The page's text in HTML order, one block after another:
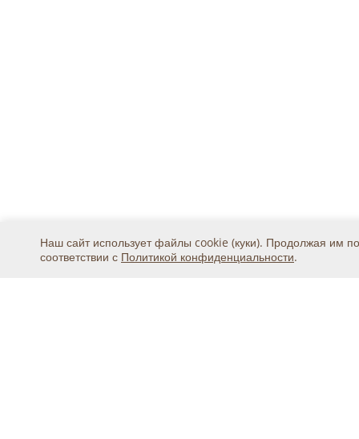
Наш сайт использует файлы cookie (куки). Продолжая им
соответствии с Политикой конфиденциальности.